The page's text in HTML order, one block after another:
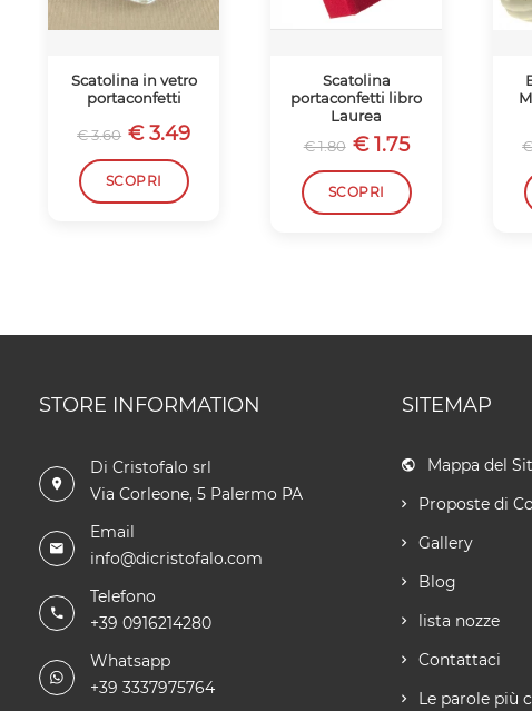
Scatolina in vetro
portaconfetti
€ 3.60 € 3.49
SCOPRI
Scatolina
portaconfetti libro
Laurea
€ 1.80 € 1.75
SCOPRI
STORE INFORMATION
Di Cristofalo srl
Via Corleone, 5 Palermo PA
Email
info@dicristofalo.com
Telefono
+39 0916214280
Whatsapp
+39 3337975764
SITEMAP
Mappa del
Proposte di
Gallery
Blog
lista nozze
Contattaci
Le parole più